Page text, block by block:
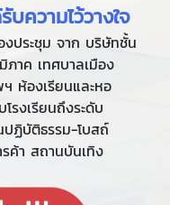
ความไว้วางใจ
งประชุม จาก บริษัทชั้น
าค เทศบาลเมือง
ห้องเรียนและหอ
รงเรียนถึงระดับ
ฏิบัติธรรม-โบสถ์
ค้า สถานบันเทิง